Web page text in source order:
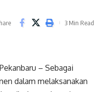
3 Min Read
– Sebagai
dalam melaksanakan